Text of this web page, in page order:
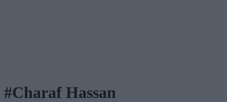
#Charaf Hassan